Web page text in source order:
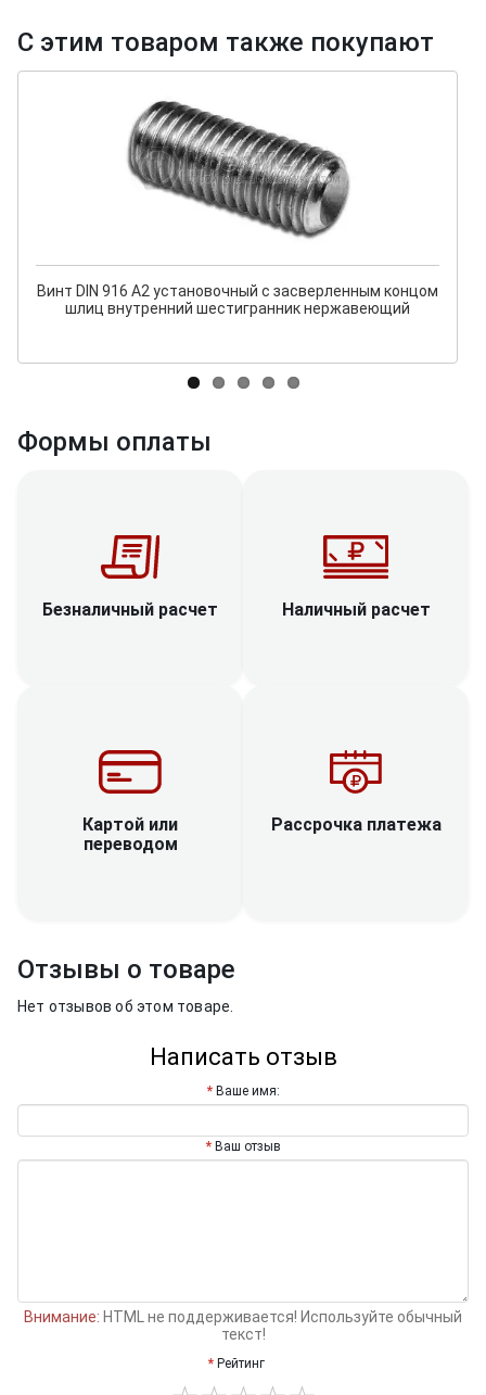
С этим товаром также покупают
Винт DIN 916 А2 установочный с засверленным концом
шлиц внутренний шестигранник нержавеющий
Формы оплаты
Безналичный расчет Наличный расчет
Картой или
переводом
Рассрочка платежа
Отзывы о товаре
Нет отзывов об этом товаре.
Написать отзыв
Ваше имя:
Ваш отзыв
Внимание: HTML не поддерживается! Используйте обычный
текст!
Рейтинг